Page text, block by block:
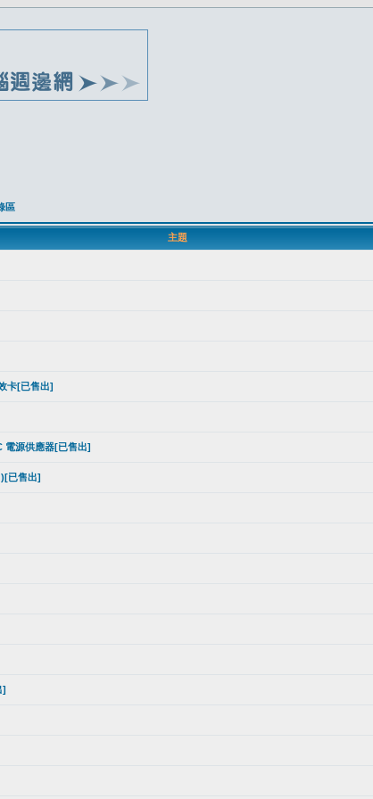
區
主題
卡[已售出]
電源供應器[已售出]
已售出]
]